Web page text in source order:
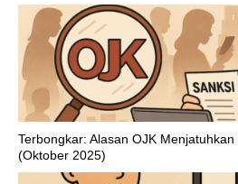
Terbongkar: Alasan OJK
(Oktober 2025)